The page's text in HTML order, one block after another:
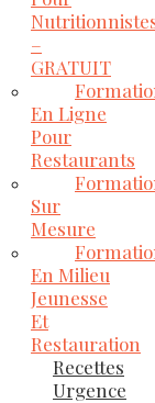
–
GRATUIT
En Ligne
Pour
Restaurants
Sur
Mesure
En Milieu
Jeunesse
Et
Restauration
Recettes
Urgence